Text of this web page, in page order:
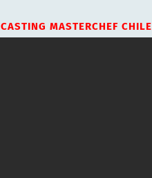
CASTING MASTERCHEF CHILE